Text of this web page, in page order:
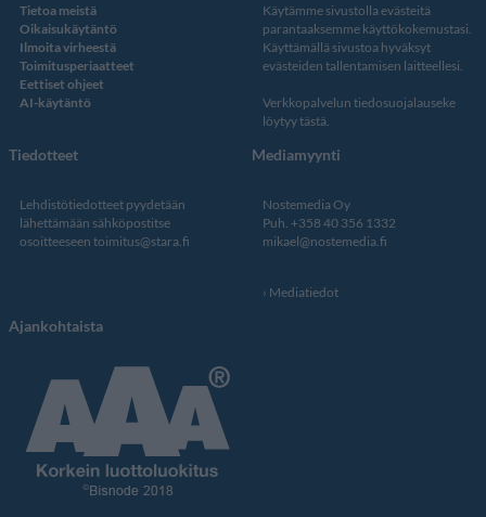
Tietoa meistä
Oikaisukäytäntö
Ilmoita virheestä
Toimitusperiaatteet
Eettiset ohjeet
AI-käytäntö
Käytämme sivustolla evästeitä
parantaaksemme käyttökokemustasi.
Käyttämällä sivustoa hyväksyt
evästeiden tallentamisen laitteellesi.
Verkkopalvelun tiedosuojalauseke
löytyy tästä
Tiedotteet
Lehdistötiedotteet pyydetään
lähettämään sähköpostitse
osoitteeseen toimitus@stara.fi
Mediamyynti
Nostemedia Oy
Puh. +358 40 356 1332
mikael@nostemedia.fi
Mediatiedot
Ajankohtaista